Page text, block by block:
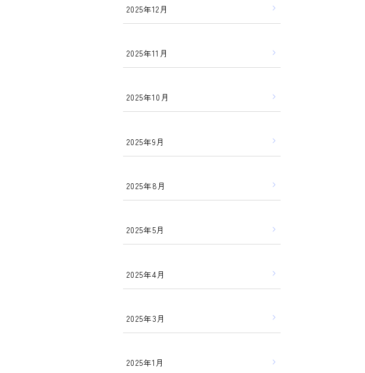
2025年12月
2025年11月
2025年10月
2025年9月
2025年8月
2025年5月
2025年4月
2025年3月
2025年1月